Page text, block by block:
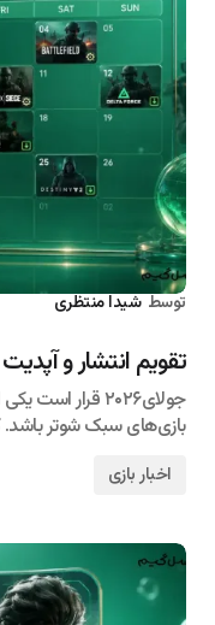
توسط شیدا منتظری
تقویم انتشار و آپدیت
جولای۲۰۲۶ قرار
بازی‌های سبک شوتر
اخبار بازی